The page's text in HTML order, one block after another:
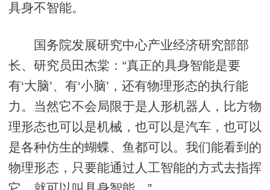
具身不智能。
国务院发展研究中心产业经济研究部部
长、研究员田杰棠：“真正的具身智能是要
有‘大脑’、有‘小脑’，还有物理形态的执行能
力。当然它不会局限于是人形机器人，比方物
理形态也可以是机械，也可以是汽车，也可以
是各种仿生的蝴蝶、鱼都可以。我们能看到的
物理形态，只要能通过人工智能的方式去指挥